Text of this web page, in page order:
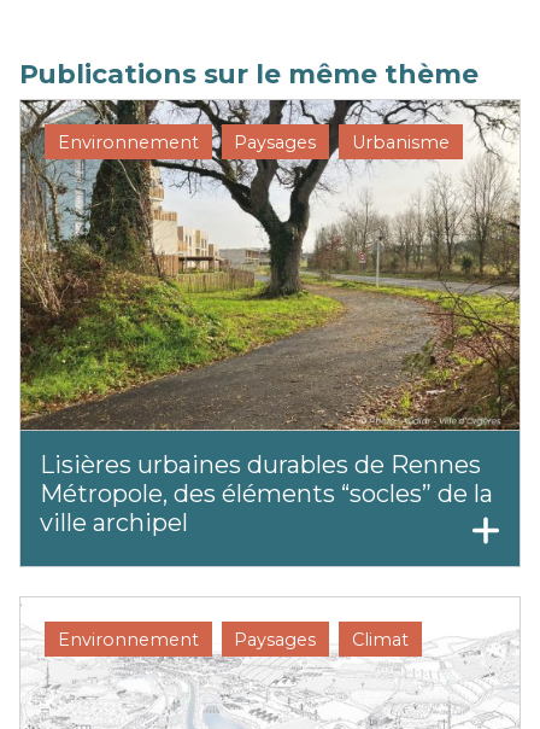
Publications sur le même thème
Environnement Paysages Urbanisme
Lisières urbaines durables de Rennes
Métropole, des éléments “socles” de la
ville archipel
Environnement Paysages Climat